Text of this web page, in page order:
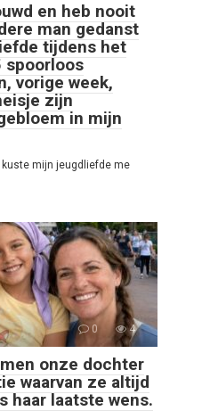
en heb nooit
man gedanst
tijdens het
spoorloos
vorige week,
zijn
in mijn
kuste mijn jeugdliefde me
0 4
onze dochter
waarvan ze altijd
haar laatste wens.